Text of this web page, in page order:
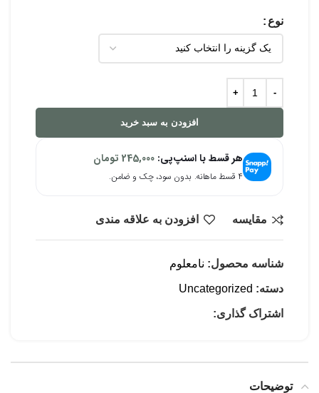
نوع
افزودن به سبد خرید
هر قسط با اسنپ‌پی: 245,000 تومان
۴ قسط ماهانه. بدون سود، چک و ضامن.
مقایسه افزودن به علاقه مندی
شناسه محصول: نامعلوم
دسته: Uncategorized
اشتراک گذاری:
توضیحات